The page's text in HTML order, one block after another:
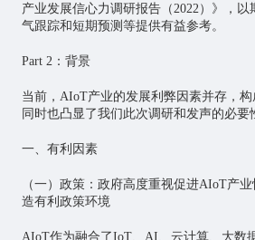
产业发展信心力调研报告（2022）》，
气跟踪和短期预测等提供有益参考。
Part 2：背景
当前，AIoT产业的发展利弊因素并存，构
同时也凸显了我们此次调研和发声的必要
一、有利因素
（一）政策：政府高度重视促进AIoT产业
造有利政策环境
AIoT作为融合了IoT、AI、云计算、大数